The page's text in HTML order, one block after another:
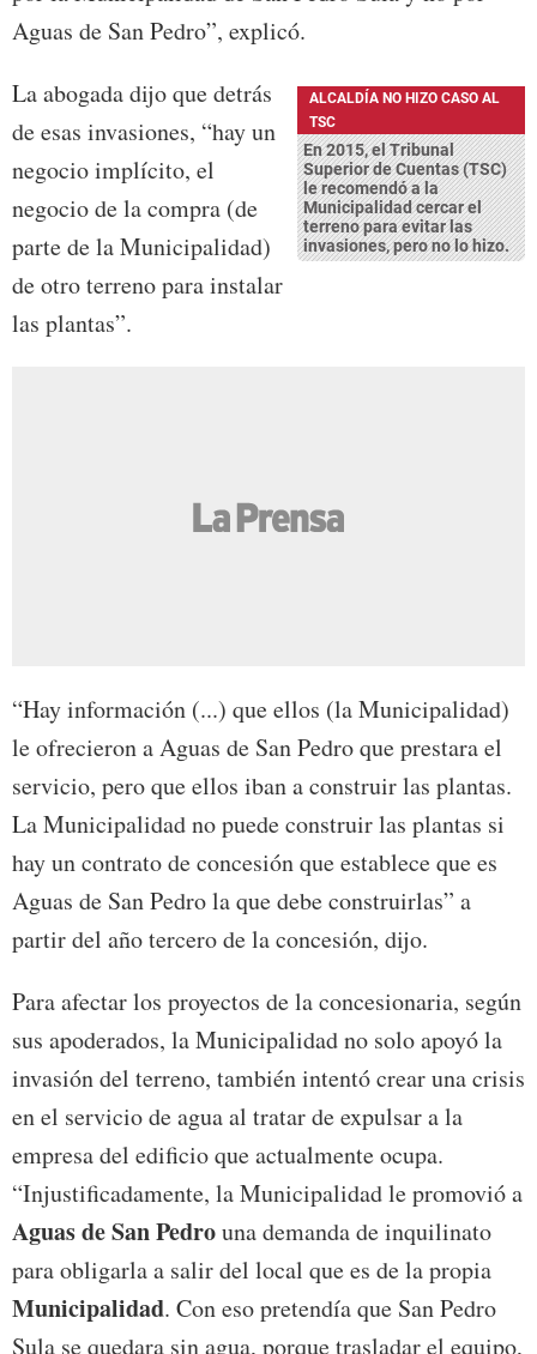
Aguas de San Pedro”, explicó.
ALCALDÍA NO HIZO CASO AL
TSC
En 2015, el Tribunal
Superior de Cuentas (TSC)
le recomendó a la
Municipalidad cercar el
terreno para evitar las
invasiones, pero no lo hizo.
La abogada dijo que detrás
de esas invasiones, “hay un
negocio implícito, el
negocio de la compra (de
parte de la Municipalidad)
de otro terreno para instalar
las plantas”.
“Hay información (...) que ellos (la Municipalidad)
le ofrecieron a Aguas de San Pedro que prestara el
servicio, pero que ellos iban a construir las plantas.
La Municipalidad no puede construir las plantas si
hay un contrato de concesión que establece que es
Aguas de San Pedro la que debe construirlas” a
partir del año tercero de la concesión, dijo.
Para afectar los proyectos de la concesionaria, según
sus apoderados, la Municipalidad no solo apoyó la
invasión del terreno, también intentó crear una crisis
en el servicio de agua al tratar de expulsar a la
empresa del edificio que actualmente ocupa.
“Injustificadamente, la Municipalidad le promovió a
Aguas de San Pedrouna demanda de inquilinato
para obligarla a salir del local que es de la propia
Municipalidad. Con eso pretendía que San Pedro
Sula se quedara sin agua, porque trasladar el equipo,